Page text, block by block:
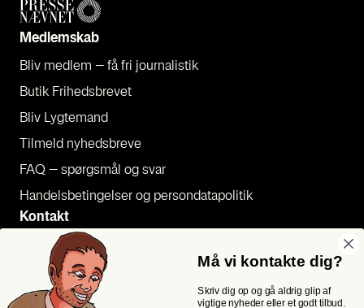
Med­lem­skab
Bliv med­lem – få fri jour­na­li­stik
Butik Fri­heds­bre­vet
Bliv Lyg­te­mand
Til­meld nyheds­bre­ve
FAQ – spørgs­mål og svar
Han­dels­be­tin­gel­ser og per­son­da­ta­po­li­tik
Kon­takt
Pres­se
Send et tip
Kon­takt os
Må vi kontakte dig?
Skriv dig op og gå aldrig glip af
vigtige nyheder eller et godt tilbud.